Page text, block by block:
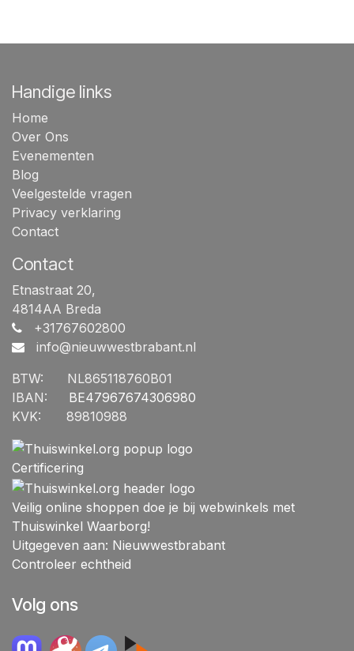
Handige links
Home
Over Ons
Evenementen
Blog
Veelgestelde vragen
Privacy verklaring
Contact
Contact
Etnastraat 20,
4814AA Breda
+31767602800
info@nieuwwestbrabant.nl
BTW:
​NL865118760B01
IBAN:
​BE47967674306980
KVK:
​89810988
Certificering
Veilig online shoppen doe je bij webwinkels met
Thuiswinkel Waarborg!
Uitgegeven aan: Nieuwwestbrabant
Controleer echtheid
Volg ons